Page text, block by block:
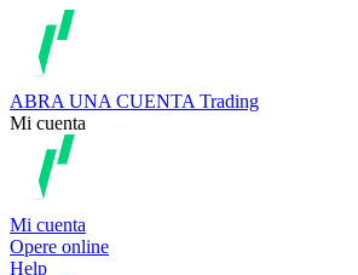
ABRA UNA CUENTA Trading
Mi cuenta
Mi cuenta
Opere online
Help